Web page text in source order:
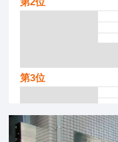
第3位